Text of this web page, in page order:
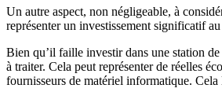
Un autre aspect, non négligeable, à
représenter un investissement significatif
Bien qu’il faille investir dans une station
à traiter. Cela peut représenter de réelles
fournisseurs de matériel informatique.